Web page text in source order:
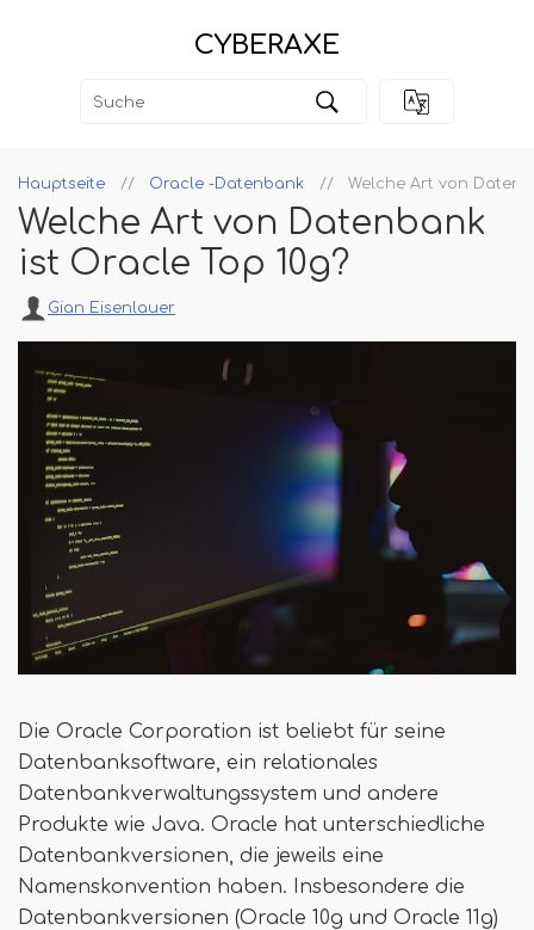
CYBERAXE
Hauptseite Oracle -Datenbank Welche Art von
Welche Art von Datenbank
ist Oracle Top 10g?
Gian Eisenlauer
Die Oracle Corporation ist beliebt für seine
Datenbanksoftware, ein relationales
Datenbankverwaltungssystem und andere
Produkte wie Java. Oracle hat unterschiedliche
Datenbankversionen, die jeweils eine
Namenskonvention haben. Insbesondere die
Datenbankversionen (Oracle 10g und Oracle 11g)